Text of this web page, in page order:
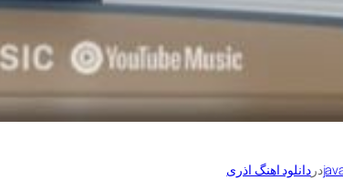
دردانلود اهنگ اذری